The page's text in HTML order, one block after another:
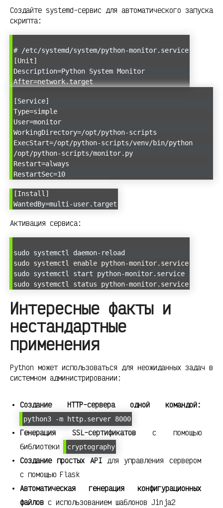
Создайте systemd-сервис для автоматического запуска
скрипта:
# /etc/systemd/system/python-monitor.service
[Unit]
Description=Python System Monitor
After=network.target
[Service]
Type=simple
User=monitor
WorkingDirectory=/opt/python-scripts
ExecStart=/opt/python-scripts/venv/bin/python
/opt/python-scripts/monitor.py
Restart=always
RestartSec=10
[Install]
WantedBy=multi-user.target
Активация сервиса:
sudo systemctl daemon-reload
sudo systemctl enable python-monitor.service
sudo systemctl start python-monitor.service
sudo systemctl status python-monitor.service
Интересные факты и
нестандартные
применения
Python может использоваться для неожиданных задач в
системном администрировании:
Создание HTTP-сервера одной командой:
python3 -m http.server 8000
Генерация SSL-сертификатов с помощью
библиотеки
cryptography
Создание простых APIдля управления сервером
с помощью Flask
Автоматическая генерация конфигурационных
файлов с использованием шаблонов Jinja2